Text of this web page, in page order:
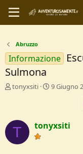
Abruzzo
Informazione
Sulmona
C
t
o
r
tonyxsiti
D
d
i
9 Giugno
T tonyxsiti